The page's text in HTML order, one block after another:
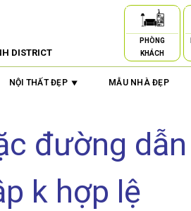
DISTRICT
PHÒNG
KHÁCH
NỘI THẤT ĐẸP MẪU NHÀ ĐẸP
đường dẫn
k hợp lệ